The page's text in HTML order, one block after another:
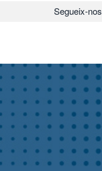
Segueix-nos